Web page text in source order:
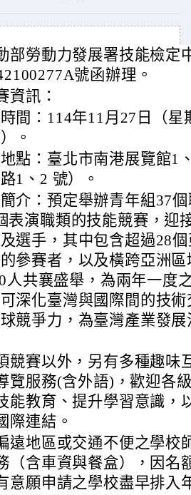
部勞動力發展署技能檢定
號函辦理。
資訊：
間：114年11月27日（星
。
點：臺北市南港展覽館1
1、2 號）。
介：預定舉辦青年組37
表演職類的技能競賽，迎
選手，其中包含超過28
參賽者，以及橫跨亞洲
人共襄盛舉，為兩年一度
深化臺灣與國際間的技
競爭力，為臺灣產業發
競賽以外，另有多種趣味
覽服務(含外語)，歡迎各
能教育、提升學習意識，
際連結。
遠地區或交通不便之學校
（含車資與餐盒），因名
意願申請之學校盡早排入